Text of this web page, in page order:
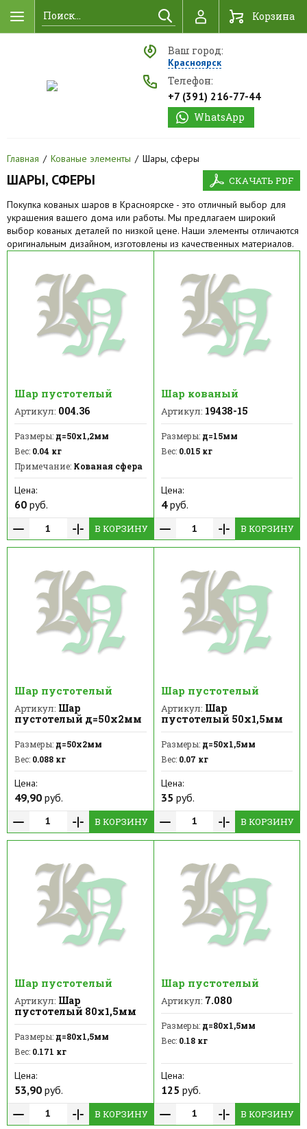
Найти Корзина
Ваш город:
Красноярск
Телефон:
+7 (391) 216-77-44
WhatsApp
Главная Кованые элементы Шары, сферы
ШАРЫ, СФЕРЫ
СКАЧАТЬ PDF
Покупка кованых шаров в Красноярске - это отличный выбор для
украшения вашего дома или работы. Мы предлагаем широкий
выбор кованых деталей по низкой цене. Наши элементы отличаются
оригинальным дизайном, изготовлены из качественных материалов.
Шар пустотелый
Артикул: 004.36
Размеры: д=50х1,2мм
Вес: 0.04 кг
Примечание: Кованая сфера
Цена:
60 руб.
В КОРЗИНУ
Шар кованый
Артикул: 19438-15
Размеры:д=15мм
Вес:0.015 кг
Цена:
4руб.
В КОРЗИНУ
Шар пустотелый
Артикул: Шар
пустотелый д=50х2мм
Размеры: д=50х2мм
Вес: 0.088 кг
Цена:
49,90 руб.
В КОРЗИНУ
Шар пустотелый
Артикул: Шар
пустотелый 50х1,5мм
Размеры:д=50х1,5мм
Вес:0.07 кг
Цена:
35 руб.
В КОРЗИНУ
Шар пустотелый
Артикул: Шар
пустотелый 80х1,5мм
Размеры: д=80х1,5мм
Вес: 0.171 кг
Цена:
53,90 руб.
В КОРЗИНУ
Шар пустотелый
Артикул: 7.080
Размеры:д=80х1,5мм
Вес:0.18 кг
Цена:
125 руб.
В КОРЗИНУ